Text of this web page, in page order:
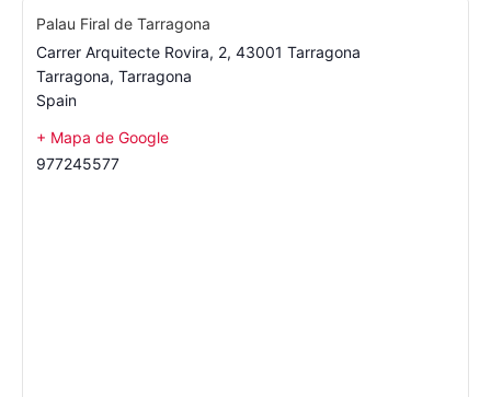
Palau Firal de Tarragona
Carrer Arquitecte Rovira, 2, 43001 Tarragona
Tarragona, Tarragona
Spain
+ Mapa de Google
977245577